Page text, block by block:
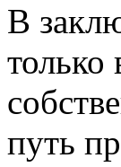
В
только
путь